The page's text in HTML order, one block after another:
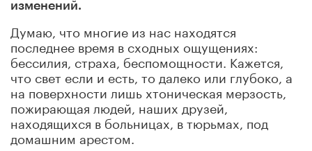
изменений.
Думаю, что многие из нас находятся
последнее время в сходных ощущениях:
бессилия, страха, беспомощности. Кажется,
что свет если и есть, то далеко или глубоко, а
на поверхности лишь хтоническая мерзость,
пожирающая людей, наших друзей,
находящихся в больницах, в тюрьмах, под
домашним арестом.